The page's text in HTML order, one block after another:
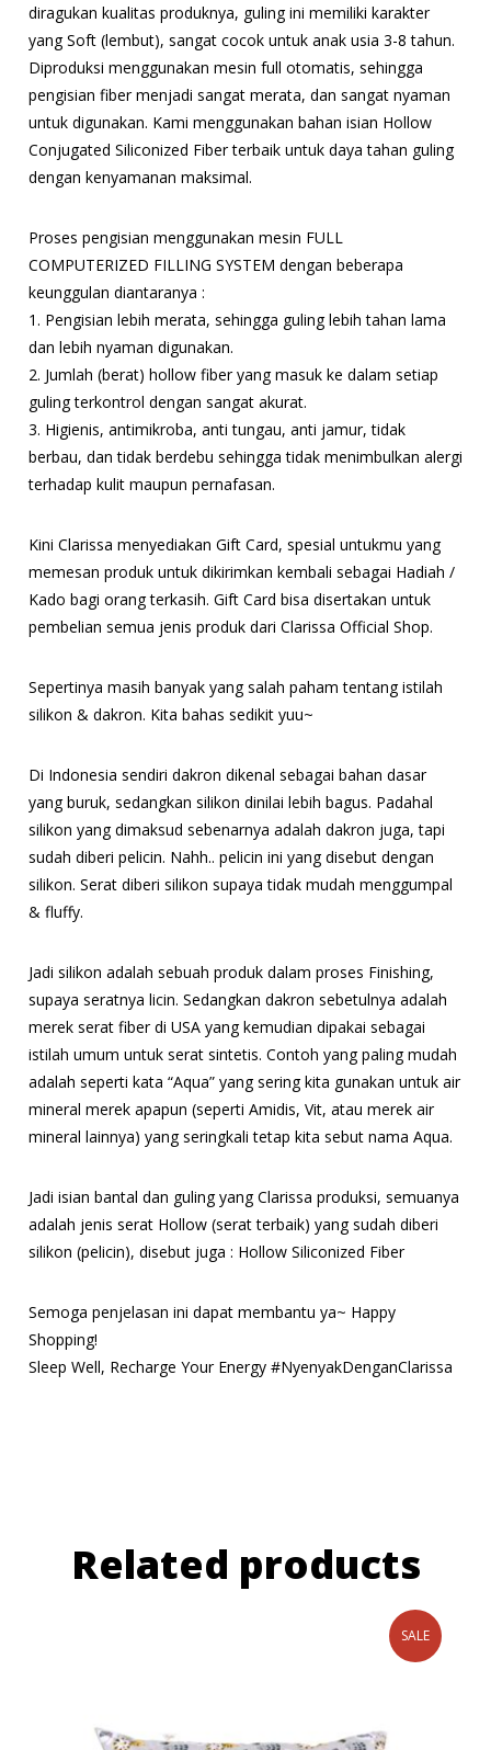
diragukan kualitas produknya, guling ini memiliki karakter
yang Soft (lembut), sangat cocok untuk anak usia 3-8 tahun.
Diproduksi menggunakan mesin full otomatis, sehingga
pengisian fiber menjadi sangat merata, dan sangat nyaman
untuk digunakan. Kami menggunakan bahan isian Hollow
Conjugated Siliconized Fiber terbaik untuk daya tahan guling
dengan kenyamanan maksimal.
Proses pengisian menggunakan mesin FULL
COMPUTERIZED FILLING SYSTEM dengan beberapa
keunggulan diantaranya :
1. Pengisian lebih merata, sehingga guling lebih tahan lama
dan lebih nyaman digunakan.
2. Jumlah (berat) hollow fiber yang masuk ke dalam setiap
guling terkontrol dengan sangat akurat.
3. Higienis, antimikroba, anti tungau, anti jamur, tidak
berbau, dan tidak berdebu sehingga tidak menimbulkan alergi
terhadap kulit maupun pernafasan.
Kini Clarissa menyediakan Gift Card, spesial untukmu yang
memesan produk untuk dikirimkan kembali sebagai Hadiah /
Kado bagi orang terkasih. Gift Card bisa disertakan untuk
pembelian semua jenis produk dari Clarissa Official Shop.
Sepertinya masih banyak yang salah paham tentang istilah
silikon & dakron. Kita bahas sedikit yuu~
Di Indonesia sendiri dakron dikenal sebagai bahan dasar
yang buruk, sedangkan silikon dinilai lebih bagus. Padahal
silikon yang dimaksud sebenarnya adalah dakron juga, tapi
sudah diberi pelicin. Nahh.. pelicin ini yang disebut dengan
silikon. Serat diberi silikon supaya tidak mudah menggumpal
& fluffy.
Jadi silikon adalah sebuah produk dalam proses Finishing,
supaya seratnya licin. Sedangkan dakron sebetulnya adalah
merek serat fiber di USA yang kemudian dipakai sebagai
istilah umum untuk serat sintetis. Contoh yang paling mudah
adalah seperti kata “Aqua” yang sering kita gunakan untuk air
mineral merek apapun (seperti Amidis, Vit, atau merek air
mineral lainnya) yang seringkali tetap kita sebut nama Aqua.
Jadi isian bantal dan guling yang Clarissa produksi, semuanya
adalah jenis serat Hollow (serat terbaik) yang sudah diberi
silikon (pelicin), disebut juga : Hollow Siliconized Fiber
Semoga penjelasan ini dapat membantu ya~ Happy
Shopping!
Sleep Well, Recharge Your Energy #NyenyakDenganClarissa
Related products
SALE